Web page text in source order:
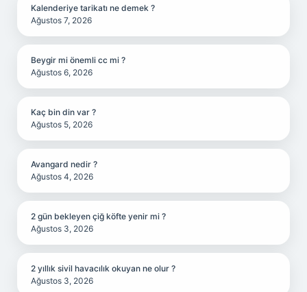
Kalenderiye tarikatı ne demek ?
Ağustos 7, 2026
Beygir mi önemli cc mi ?
Ağustos 6, 2026
Kaç bin din var ?
Ağustos 5, 2026
Avangard nedir ?
Ağustos 4, 2026
2 gün bekleyen çiğ köfte yenir mi ?
Ağustos 3, 2026
2 yıllık sivil havacılık okuyan ne olur ?
Ağustos 3, 2026